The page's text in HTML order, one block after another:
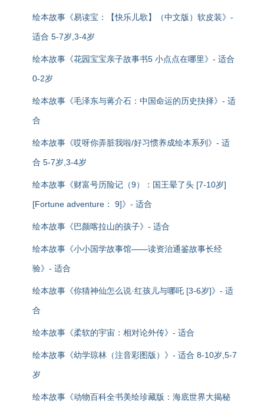
绘本故事《易读宝：【快乐儿歌】（中文版）软皮装》-
适合 5-7岁,3-4岁
绘本故事《花园宝宝亲子故事书5 小点点在哪里》- 适合
0-2岁
绘本故事《毛泽东与蒋介石：中国命运的历史抉择》- 适
合
绘本故事《哎呀你弄脏我啦/好习惯养成绘本系列》- 适
合 5-7岁,3-4岁
绘本故事《财富号历险记（9）：国王晕了头 [7-10岁]
[Fortune adventure： 9]》- 适合
绘本故事《巴颜喀拉山的孩子》- 适合
绘本故事《小小国学故事馆——读资治通鉴故事长经
验》- 适合
绘本故事《你猜神仙怎么说·红孩儿与哪吒 [3-6岁]》- 适
合
绘本故事《柔软的宇宙：相对论外传》- 适合
绘本故事《幼学琼林（注音彩图版）》- 适合 8-10岁,5-7
岁
绘本故事《动物百科全书美绘珍藏版：海底世界大揭秘